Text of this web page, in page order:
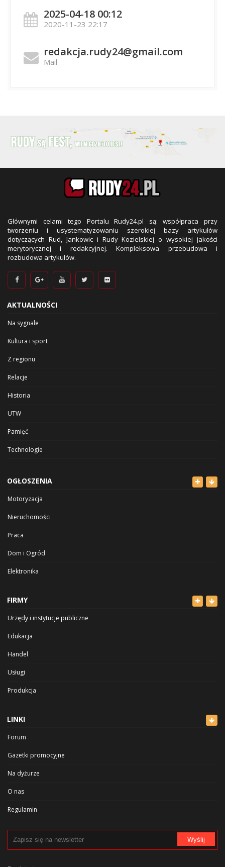
2025-04-18 00:12
2020-11-23 22:17
redakcja.rudy24@gmail.com
Mail
Głównymi celami tego Portalu Rudy24.pl są: współpraca przy
tworzeniu i usystematyzowaniu szerokiej bazy artykułów
dotyczących Rud, Jankowic i Rudy Kozielskiej o wysokiej jakości
merytorycznej i redakcyjnej. Kompleksowa przebudowa i
rozbudowa artykułów.
AKTUALNOŚCI
Na sygnale
Kultura i sport
Z regionu
Relacje
Historia
UTW
Pamięć
Technologie
OGŁOSZENIA
Motoryzacja
Nieruchomości
Praca
Dom i Ogród
Elektronika
FIRMY
Urzędy i instytucje publiczne
Edukacja
Handel
Usługi
Produkcja
LINKI
Forum
Gazetki promocyjne
Na dyżurze
O nas
Regulamin
Cennik
Wyślij